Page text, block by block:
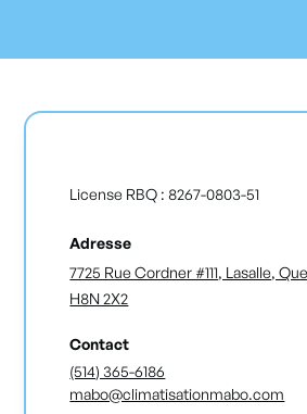
License RBQ : 8267-0803-51
Adresse
7725 Rue Cordner #111, Lasalle,
H8N 2X2
Contact
(514) 365-6186
mabo@climatisationmabo.com